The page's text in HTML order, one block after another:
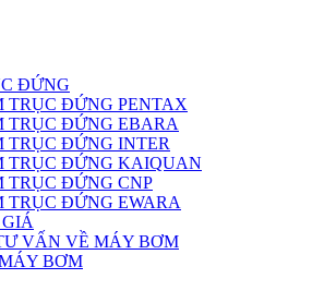
ĐỨNG
TRỤC ĐỨNG PENTAX
TRỤC ĐỨNG EBARA
TRỤC ĐỨNG INTER
TRỤC ĐỨNG KAIQUAN
TRỤC ĐỨNG CNP
TRỤC ĐỨNG EWARA
VẤN VỀ MÁY BƠM
BƠM